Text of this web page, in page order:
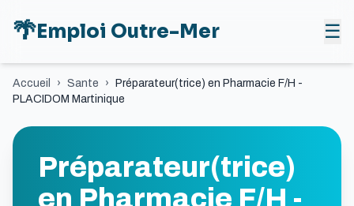
🌴Emploi Outre-Mer ☰
Accueil › Sante ›
Préparateur(trice) en Pharmacie F/H -
PLACIDOM Martinique
Préparateur(trice)
en Pharmacie F/H -